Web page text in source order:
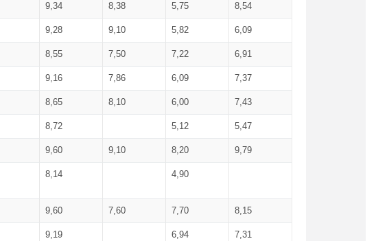
9,34 8,38 5,75 8,54
9,28 9,10 5,82 6,09
8,55 7,50 7,22 6,91
9,16 7,86 6,09 7,37
8,65 8,10 6,00 7,43
8,72 5,12 5,47
9,60 9,10 8,20 9,79
8,14 4,90
9,60 7,60 7,70 8,15
9,19 6,94 7,31